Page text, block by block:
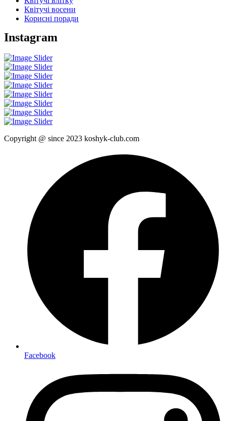
Квітучі восени
Корисні поради
Instagram
Copyright @ since 2023 koshyk-club.com
Facebook